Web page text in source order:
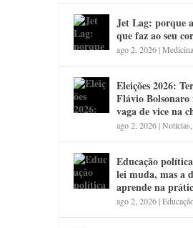
Jet Lag: porque
que faz ao seu
ago 2, 2026|Medicina
Eleições 2026:
Flávio Bolsonaro
vaga de vice na
ago 2, 2026|Notícias
Educação
lei muda, mas a
aprende na
ago 2, 2026|